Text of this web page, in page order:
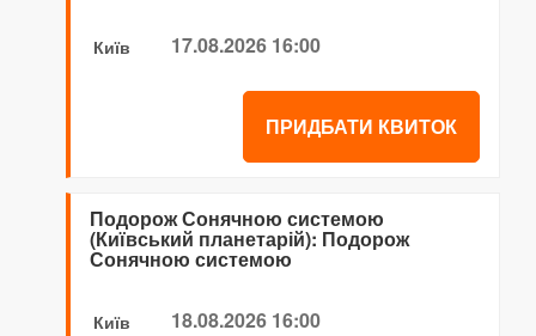
Київ 17.08.2026 16:00
ПРИДБАТИ КВИТОК
Подорож Сонячною системою
(Київський планетарій): Подорож
Сонячною системою
Київ 18.08.2026 16:00